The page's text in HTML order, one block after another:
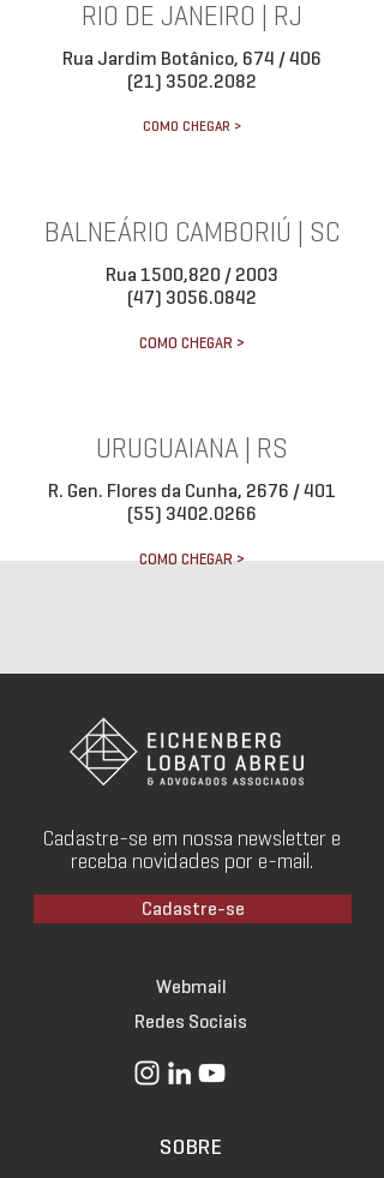
RIO DE JANEIRO | RJ
Rua Jardim Botânico, 674 / 406
(21) 3502.2082
COMO CHEGAR >
BALNEÁRIO CAMBORIÚ | SC
Rua 1500,820 / 2003
(47) 3056.0842
COMO CHEGAR >
URUGUAIANA | RS
R. Gen. Flores da Cunha, 2676 / 401
(55) 3402.0266
COMO CHEGAR >
Cadastre-se em nossa newsletter e
receba novidades por e-mail.
Cadastre-se
Webmail
Redes Sociais
SOBRE